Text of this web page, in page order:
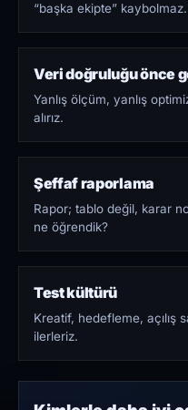
“başka ekipte” kaybolmaz.
Veri doğruluğu önce
Yanlış ölçüm, yanlış
alırız.
Şeffaf raporlama
Rapor; tablo değil, karar
ne öğrendik?
Test kültürü
Kreatif, hedefleme, açılış
ilerleriz.